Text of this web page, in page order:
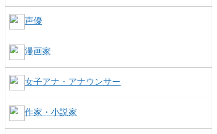
声優
漫画家
女子アナ・アナウンサー
作家・小説家